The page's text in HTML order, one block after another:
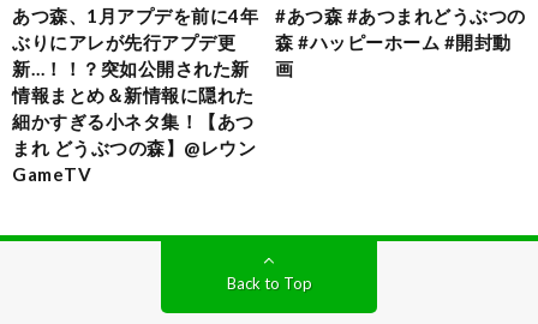
あつ森、1月アプデを前に4年
ぶりにアレが先行アプデ更
新…！！？突如公開された新
情報まとめ＆新情報に隠れた
細かすぎる小ネタ集！【あつ
まれ どうぶつの森】@レウン
GameTV
#あつ森 #あつまれどうぶつの
森 #ハッピーホーム #開封動
画
Back to Top